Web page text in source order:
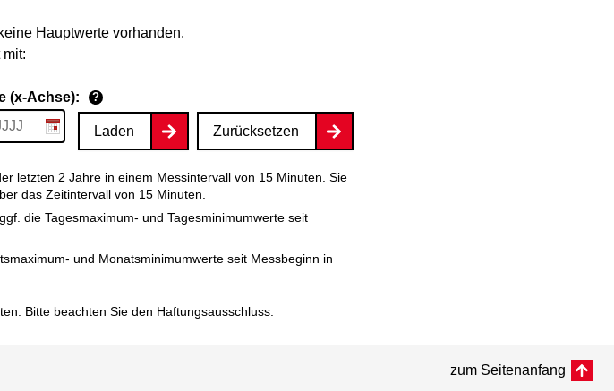
Hauptwerte vorhanden.
(x-Achse): ?
Laden Zurücksetzen
letzten 2 Jahre in einem Messintervall von 15 Minuten. Sie
das Zeitintervall von 15 Minuten.
die Tagesmaximum- und Tagesminimumwerte seit
und Monatsminimumwerte seit Messbeginn in
Bitte beachten Sie den Haftungsausschluss.
zum Seitenanfang